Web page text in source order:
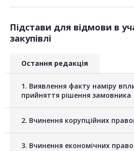
Підстави для відмови в
закупівлі
Остання редакція
1. Виявлення факту наміру
прийняття рішення замовника
2. Вчинення корупційних
3. Вчинення економічних